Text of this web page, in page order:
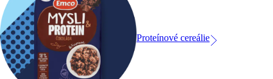
Proteínové cereálie